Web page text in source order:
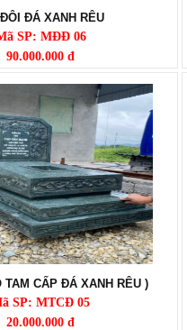
ĐÁ XANH RÊU
SP: MĐĐ 06
90.000.000 đ
TAM CẤP ĐÁ XANH RÊU )
SP: MTCĐ 05
20.000.000 đ